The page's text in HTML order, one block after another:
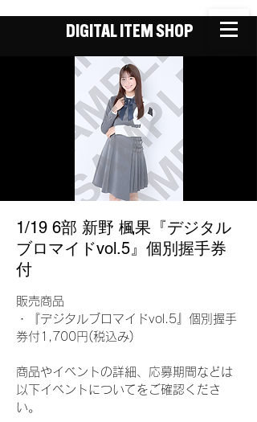
DIGITAL ITEM SHOP
1/19 6部 新野 楓果『デジタル
ブロマイドvol.5』個別握手券
付
販売商品
・『デジタルブロマイドvol.5』個別握手
券付1,700円(税込み)
商品やイベントの詳細、応募期間などは
以下イベントについてをご確認くださ
い。